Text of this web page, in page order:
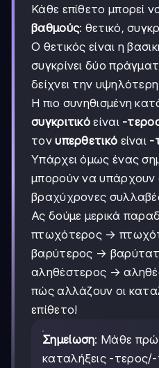
Κάθε επίθετο μπορεί
βαθμούς: θετικό,
Ο θετικός είναι η
συγκρίνει δύο
δείχνει την
Η πιο συνηθισμένη
συγκριτικό είναι -
τονυπερθετικό είναι -
Υπάρχει όμως ένας
μπορούν να υπάρχουν
βραχύχρονες
Ας δούμε μερικά
πτωχότερος →
βαρύτερος →
αληθέστερος →
πώς αλλάζουν οι
επίθετο!
Σημείωση: Μάθε
καταλήξεις -